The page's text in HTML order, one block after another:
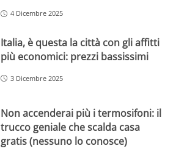
4 Dicembre 2025
Italia, è questa la città con gli affitti
più economici: prezzi bassissimi
3 Dicembre 2025
Non accenderai più i termosifoni: il
trucco geniale che scalda casa
gratis (nessuno lo conosce)